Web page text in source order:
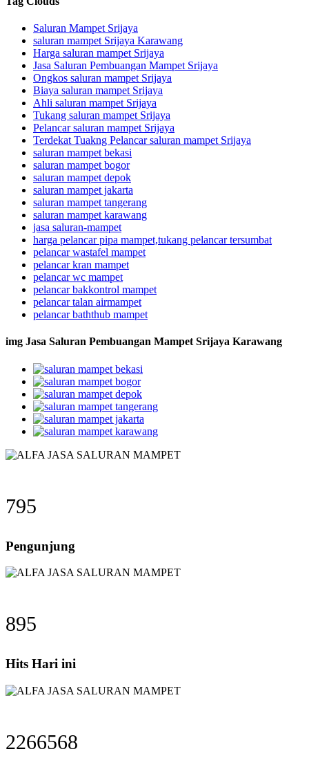
Saluran Mampet Srijaya
saluran mampet Srijaya Karawang
Harga saluran mampet Srijaya
Jasa Saluran Pembuangan Mampet Srijaya
Ongkos saluran mampet Srijaya
Biaya saluran mampet Srijaya
Ahli saluran mampet Srijaya
Tukang saluran mampet Srijaya
Pelancar saluran mampet Srijaya
Terdekat Tuakng Pelancar saluran mampet Srijaya
saluran mampet bekasi
saluran mampet bogor
saluran mampet depok
saluran mampet jakarta
saluran mampet tangerang
saluran mampet karawang
jasa saluran-mampet
harga pelancar pipa mampet,tukang pelancar tersumbat
pelancar wastafel mampet
pelancar kran mampet
pelancar wc mampet
pelancar bakkontrol mampet
pelancar talan airmampet
pelancar baththub mampet
img Jasa Saluran Pembuangan Mampet Srijaya Karawang
795
Pengunjung
895
Hits Hari ini
2266568